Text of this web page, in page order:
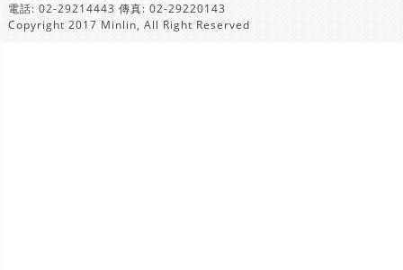
電話: 02-29214443 傳真: 02-29220143
Copyright 2017 Minlin, All Right Reserved